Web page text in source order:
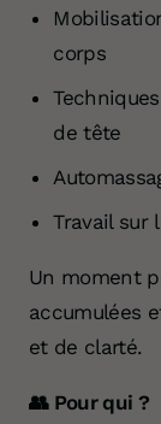
corps
de tête
Travail sur
Un moment
accumulées
et de clarté.
👥 Pour qui ?